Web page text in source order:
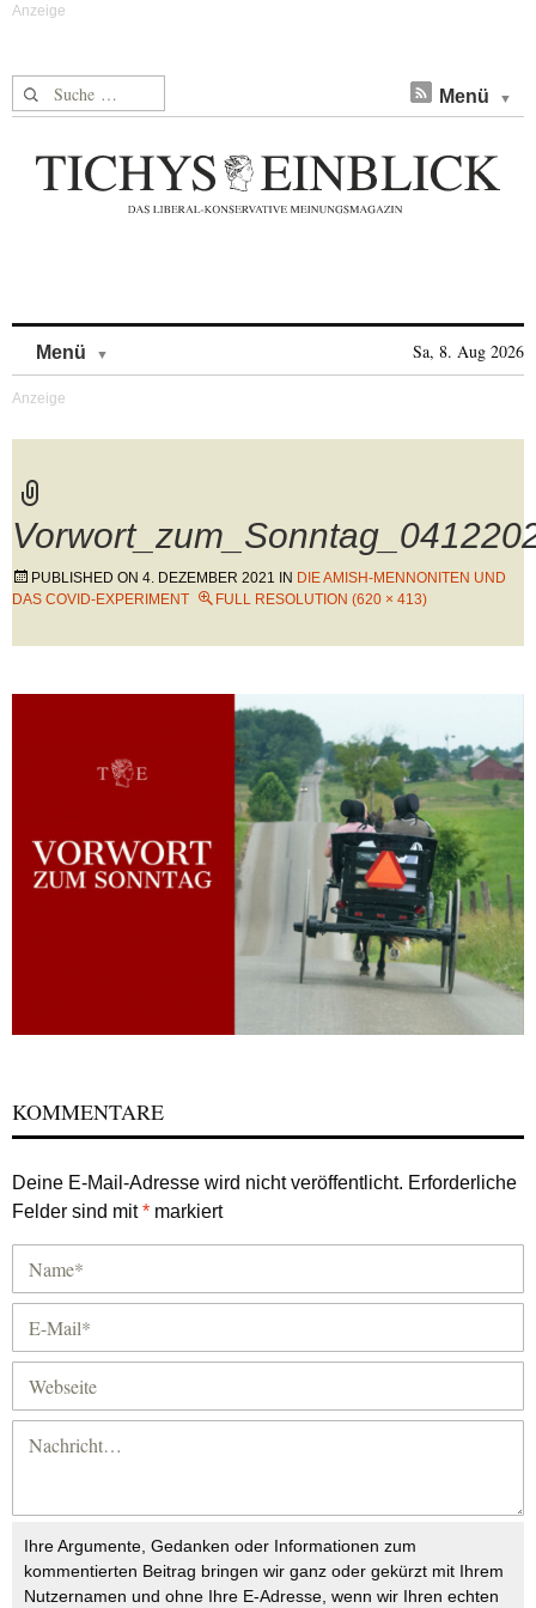
Suche nach: Menü
Menü Sa, 8. Aug 2026
PUBLISHED ON 4. DEZEMBER 2021 IN DIE AMISH-MENNONITEN UND
DAS COVID-EXPERIMENT
FULL RESOLUTION (620 × 413)
KOMMENTARE
Deine E-Mail-Adresse wird nicht veröffentlicht. Erforderliche
Felder sind mit* markiert
Ihre Argumente, Gedanken oder Informationen zum
kommentierten Beitrag bringen wir ganz oder gekürzt mit Ihrem
Nutzernamen und ohne Ihre E-Adresse, wenn wir Ihren echten